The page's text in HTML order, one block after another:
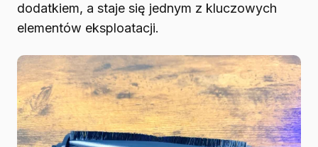
dodatkiem, a staje się jednym z kluczowych
elementów eksploatacji.